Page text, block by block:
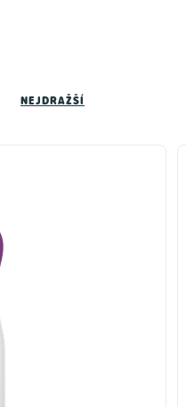
NEJDRAŽŠÍ